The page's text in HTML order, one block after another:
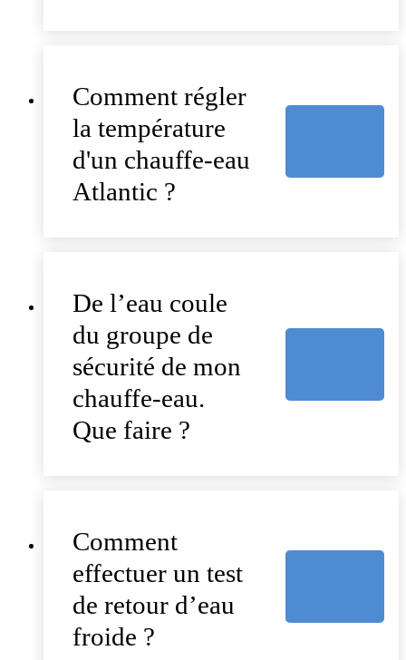
Comment régler
la température
d'un chauffe-eau
Atlantic ?
De l’eau coule
du groupe de
sécurité de mon
chauffe-eau.
Que faire ?
Comment
effectuer un test
de retour d’eau
froide ?